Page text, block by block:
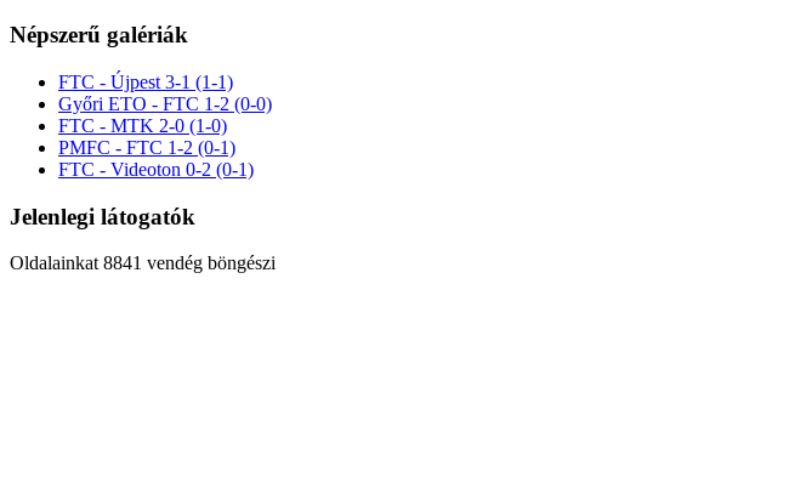
Népszerű galériák
FTC - Újpest 3-1 (1-1)
Győri ETO - FTC 1-2 (0-0)
FTC - MTK 2-0 (1-0)
PMFC - FTC 1-2 (0-1)
FTC - Videoton 0-2 (0-1)
Jelenlegi látogatók
Oldalainkat 8841 vendég böngészi